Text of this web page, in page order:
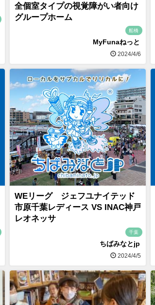
全個室タイプの視覚障がい者向け
グループホーム
船橋
MyFunaねっと
2024/4/6
WEリーグ ジェフユナイテッド
市原千葉レディース VS INAC神戸
レオネッサ
千葉
ちばみなとjp
2024/4/5